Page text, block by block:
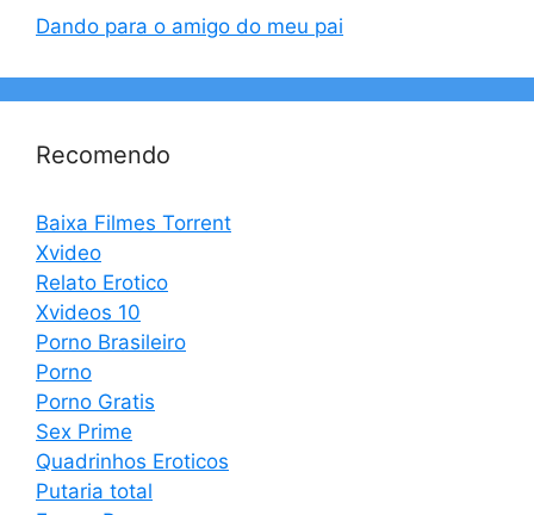
Dando para o amigo do meu pai
Recomendo
Baixa Filmes Torrent
Xvideo
Relato Erotico
Xvideos 10
Porno Brasileiro
Porno
Porno Gratis
Sex Prime
Quadrinhos Eroticos
Putaria total